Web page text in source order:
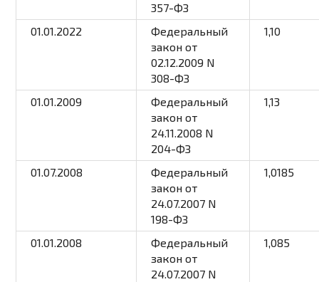
357-ФЗ
01.01.2022
Федеральный
закон от
02.12.2009 N
308-ФЗ
1,10
01.01.2009
Федеральный
закон от
24.11.2008 N
204-ФЗ
1,13
01.07.2008
Федеральный
закон от
24.07.2007 N
198-ФЗ
1,0185
01.01.2008
Федеральный
закон от
24.07.2007 N
1,085